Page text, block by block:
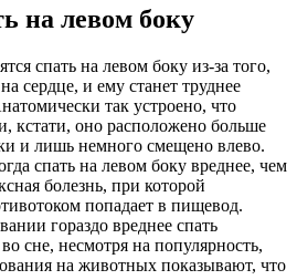
на левом боку
спать на левом боку из-за того,
сердце, и ему станет труднее
так устроено, что
кстати, оно расположено больше
и лишь немного смещено влево.
спать на левом боку вреднее, чем
болезнь, при которой
попадает в пищевод.
гораздо вреднее спать
сне, несмотря на популярность,
на животных показывают, что